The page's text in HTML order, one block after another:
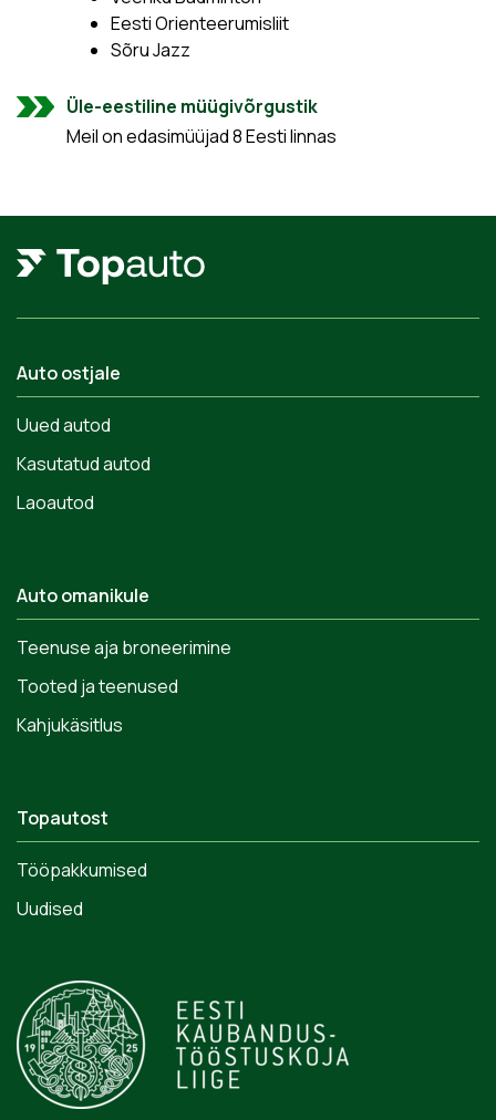
Eesti Orienteerumisliit
Sõru Jazz
Üle-eestiline müügivõrgustik
Meil on edasimüüjad 8 Eesti linnas
Auto ostjale
Uued autod
Kasutatud autod
Laoautod
Auto omanikule
Teenuse aja broneerimine
Tooted ja teenused
Kahjukäsitlus
Topautost
Tööpakkumised
Uudised